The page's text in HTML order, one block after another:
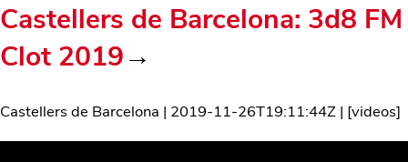
Castellers de Barcelona: 3d8 FM
Clot 2019→
Castellers de Barcelona | 2019-11-26T19:11:44Z | [videos]